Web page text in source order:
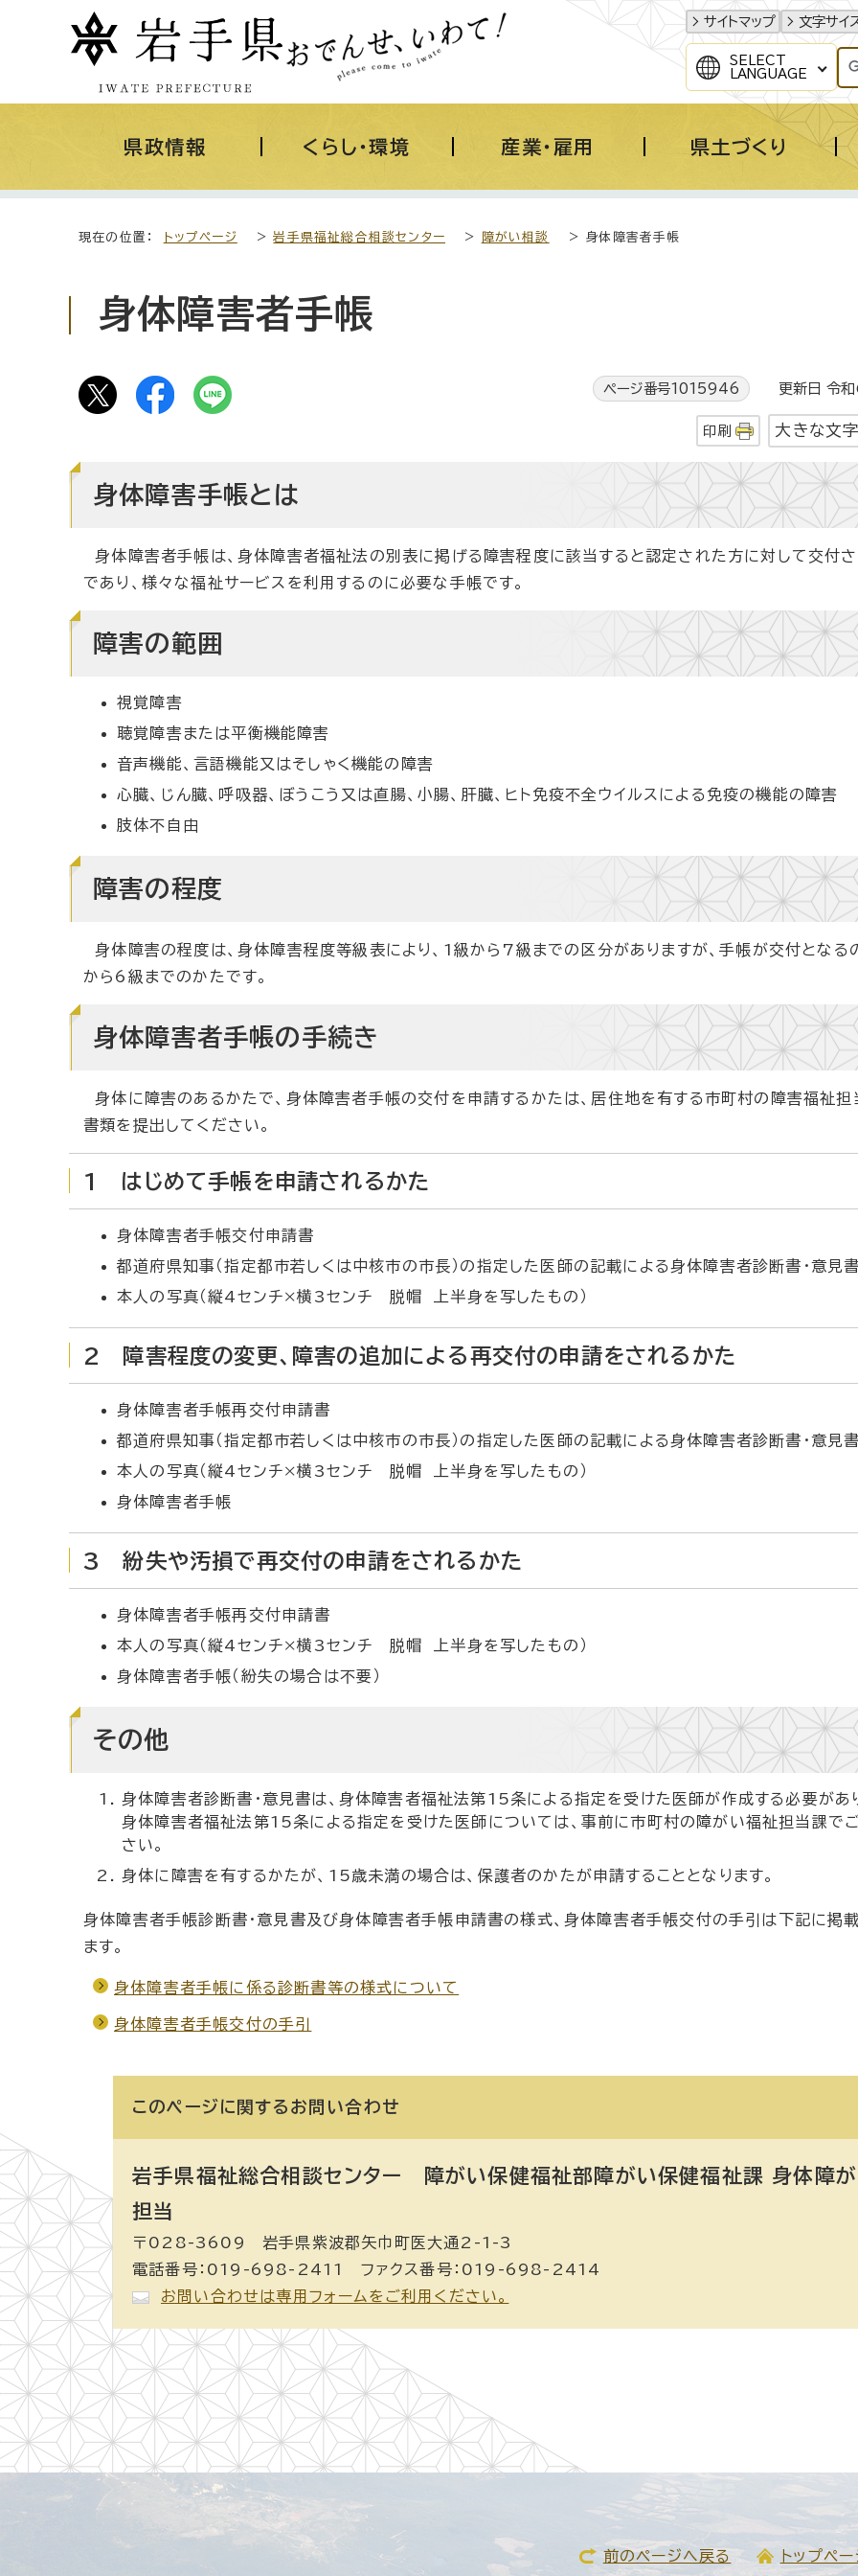
サイトマップ 文字サイ
SELECT
LANGUAGE
県政情報 くらし・環境 産業・雇用 県土づくり
現在の位置： トップページ >岩手県福祉総合相談センター > 障がい相談 > 身体障害者手帳
身体障害者手帳
ページ番号1015946 更新日 令和
印刷 大きな文
身体障害手帳とは
身体障害者手帳は、身体障害者福祉法の別表に掲げる障害程度に該当すると認定された方に対して交付
であり、様々な福祉サービスを利用するのに必要な手帳です。
障害の範囲
視覚障害
聴覚障害または平衡機能障害
音声機能、言語機能又はそしゃく機能の障害
心臓、じん臓、呼吸器、ぼうこう又は直腸、小腸、肝臓、ヒト免疫不全ウイルスによる免疫の機能の障害
肢体不自由
障害の程度
身体障害の程度は、身体障害程度等級表により、1級から7級までの区分がありますが、手帳が交付となる
から6級までのかたです。
身体障害者手帳の手続き
身体に障害のあるかたで、身体障害者手帳の交付を申請するかたは、居住地を有する市町村の障害福祉
書類を提出してください。
1 はじめて手帳を申請されるかた
身体障害者手帳交付申請書
都道府県知事（指定都市若しくは中核市の市長）の指定した医師の記載による身体障害者診断書・意見
本人の写真（縦4センチ×横3センチ 脱帽 上半身を写したもの）
2 障害程度の変更、障害の追加による再交付の申請をされるかた
身体障害者手帳再交付申請書
都道府県知事（指定都市若しくは中核市の市長）の指定した医師の記載による身体障害者診断書・意見
本人の写真（縦4センチ×横3センチ 脱帽 上半身を写したもの）
身体障害者手帳
3 紛失や汚損で再交付の申請をされるかた
身体障害者手帳再交付申請書
本人の写真（縦4センチ×横3センチ 脱帽 上半身を写したもの）
身体障害者手帳（紛失の場合は不要）
その他
身体障害者診断書・意見書は、身体障害者福祉法第15条による指定を受けた医師が作成する必要があ
身体障害者福祉法第15条による指定を受けた医師については、事前に市町村の障がい福祉担当課で
さい。
身体に障害を有するかたが、15歳未満の場合は、保護者のかたが申請することとなります。
身体障害者手帳診断書・意見書及び身体障害者手帳申請書の様式、身体障害者手帳交付の手引は下記に掲
ます。
身体障害者手帳に係る診断書等の様式について
身体障害者手帳交付の手引
このページに関する お問い合わせ
岩手県福祉総合相談センター 障がい保健福祉部障がい保健福祉課 身体障
担当
〒028-3609 岩手県紫波郡矢巾町医大通2-1-3
電話番号：019-698-2411 ファクス番号：019-698-2414
お問い合わせは専用フォームをご利用ください。
前のページへ戻る トップペ